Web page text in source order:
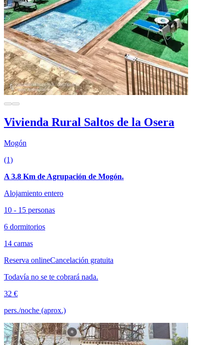
Vivienda Rural Saltos de la Osera
Mogón
(1)
A 3.8 Km de Agrupación de Mogón.
Alojamiento entero
10 - 15 personas
6 dormitorios
14 camas
Reserva onlineCancelación gratuita
Todavía no se te cobrará nada.
32 €
pers./noche (aprox.)